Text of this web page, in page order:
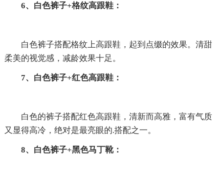
6、白色裤子+格纹高跟鞋：
白色裤子搭配格纹上高跟鞋，起到点缀的效果。清甜
柔美的视觉感，减龄效果十足。
7、白色裤子+红色高跟鞋：
白色的裤子搭配红色高跟鞋，清新而高雅，富有气质
又显得高冷，绝对是最亮眼的.搭配之一。
8、白色裤子+黑色马丁靴：